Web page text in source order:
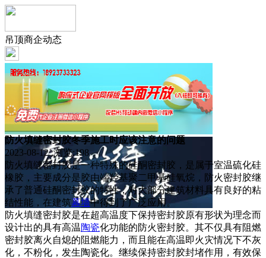
吊顶商企动态
防火填缝密封胶冬季施工时应该注意的问题
2023-08-12 浏览:198
防火填缝密封胶是一种特殊的硅酮密封胶，是属于室温硫化硅
橡胶，主要成分是胶由端羟基聚二甲基硅氧烷，防火密封胶继
承了普通硅酮密封胶的特性，对大部分建筑材料具有良好的粘
结性能，在建筑幕墙中得到了广泛应用。
防火填缝密封胶是在超高温度下保持密封胶原有形状为理念而
设计出的具有高温陶瓷化功能的防火密封胶。其不仅具有阻燃
密封胶离火自熄的阻燃能力，而且能在高温即火灾情况下不灰
化，不粉化，发生陶瓷化。继续保持密封胶封堵作用，有效保